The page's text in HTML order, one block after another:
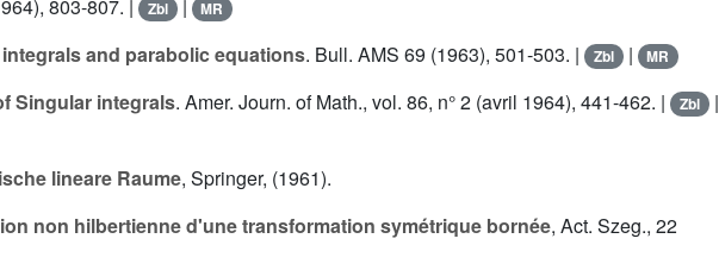
803-807. |
Zbl | MR
and parabolic equations. Bull. AMS 69 (1963), 501-503. | Zbl | MR
Singular integrals. Amer. Journ. of Math., vol. 86, n° 2 (avril 1964), 441-462. | Zbl |
lineare Raume, Springer, (1961).
non hilbertienne d'une transformation symétrique bornée, Act. Szeg., 22